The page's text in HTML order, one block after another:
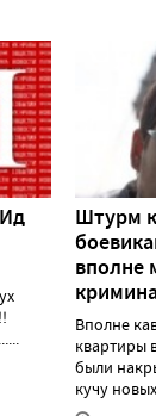
Штурм
вполне
Вполне
квартиры
были
кучу